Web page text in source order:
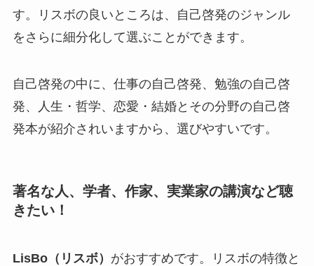
す。リスボの良いところは、自己啓発のジャンル
をさらに細分化して選ぶことができます。
自己啓発の中に、仕事の自己啓発、勉強の自己啓
発、人生・哲学、恋愛・結婚とその分野の自己啓
発本が紹介されいますから、選びやすいです。
著名な人、学者、作家、実業家の講演など聴
きたい！
LisBo（リスボ） がおすすめです。リスボの特徴と